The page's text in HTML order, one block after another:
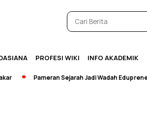
PROFESI WIKI INFO AKADEMIK
Pameran Sejarah Jadi Wadah